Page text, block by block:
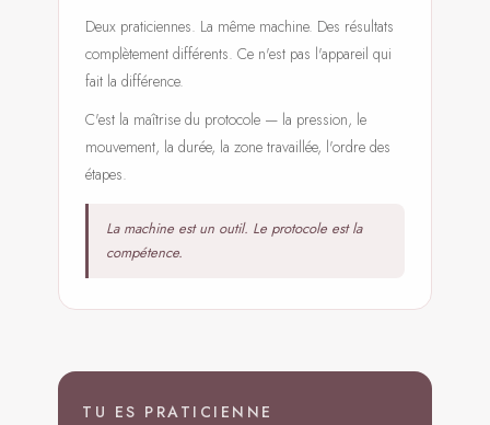
Deux praticiennes. La même machine. Des résultats
complètement différents. Ce n'est pas l'appareil qui
fait la différence.
C'est la maîtrise du protocole — la pression, le
mouvement, la durée, la zone travaillée, l'ordre des
étapes.
La machine est un outil. Le protocole est la
compétence.
TU ES PRATICIENNE